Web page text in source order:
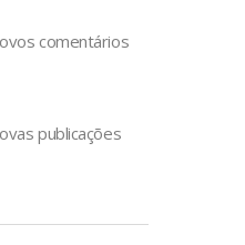
comentários
publicações